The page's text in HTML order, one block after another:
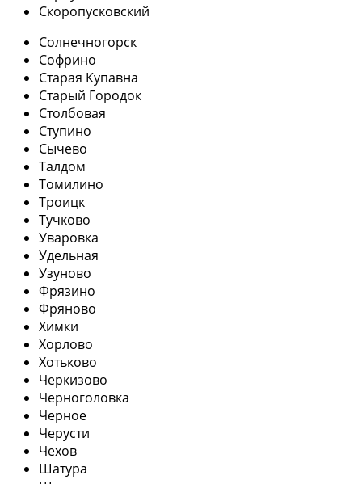
Скоропусковский
Солнечногорск
Софрино
Старая Купавна
Старый Городок
Столбовая
Ступино
Сычево
Талдом
Томилино
Троицк
Тучково
Уваровка
Удельная
Узуново
Фрязино
Фряново
Химки
Хорлово
Хотьково
Черкизово
Черноголовка
Черное
Черусти
Чехов
Шатура